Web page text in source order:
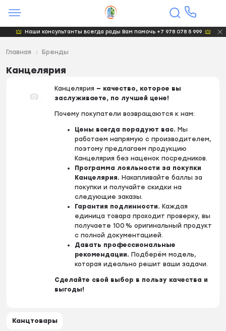
Наши консультанты всегда рады Вам помочь +7 978 078 5 999
Главная Бренды
Канцелярия
Канцелярия — качество, которое вы
заслуживаете, по лучшей цене!
Почему покупатели возвращаются к нам:
Цены всегда порадуют вас. Мы
работаем напрямую с производителем,
поэтому предлагаем продукцию
Канцелярия без наценок посредников.
Программа лояльности за покупки
Канцелярия. Накапливайте баллы за
покупки и получайте скидки на
следующие заказы.
Гарантия подлинности. Каждая
единица товара проходит проверку, вы
получаете 100 % оригинальный продукт
с полной документацией.
Давать профессиональные
рекомендации. Подберём модель,
которая идеально решит ваши задачи.
Сделайте свой выбор в пользу качества и
выгоды!
Канцтовары